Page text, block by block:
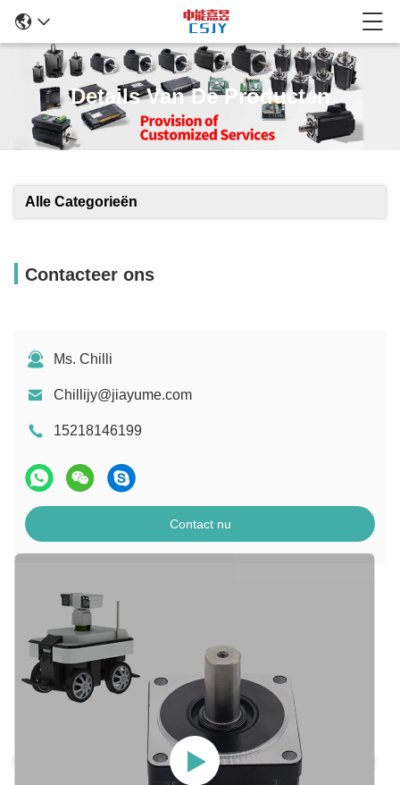
Details Van De Producten
Alle Categorieën
Contacteer ons
Ms. Chilli
Chillijy@jiayume.com
15218146199
Contact nu